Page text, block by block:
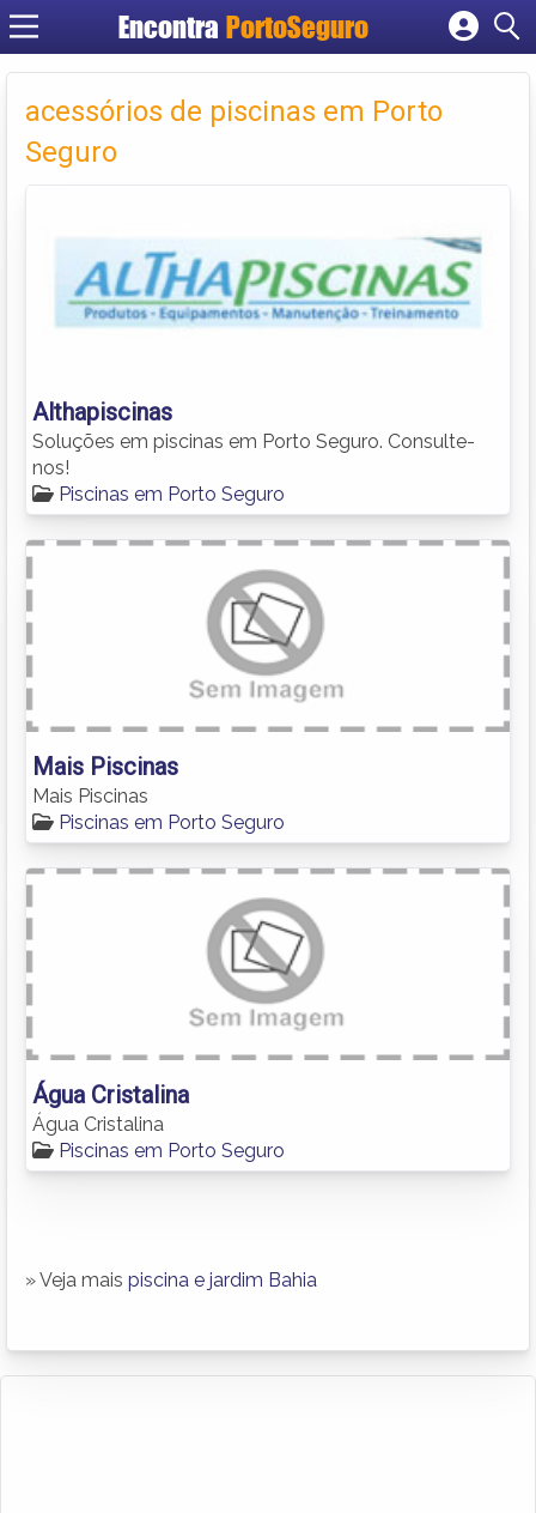
Encontra PortoSeguro
Cadastrar empresa
Criar conta
acessórios de piscinas em Porto
Seguro
Althapiscinas
Soluções em piscinas em Porto Seguro. Consulte-
nos!
Piscinas em Porto Seguro
Mais Piscinas
Mais Piscinas
Piscinas em Porto Seguro
Água Cristalina
Água Cristalina
Piscinas em Porto Seguro
» Veja mais piscina e jardim Bahia